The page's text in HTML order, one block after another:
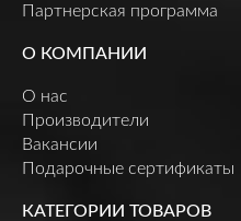
Партнерская программа
О КОМПАНИИ
О нас
Производители
Вакансии
Подарочные сертификаты
КАТЕГОРИИ ТОВАРОВ